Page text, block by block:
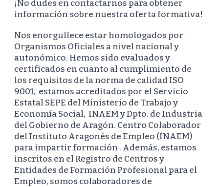
¡No dudes en contactarnos para obtener
información sobre nuestra oferta formativa!
Nos enorgullece estar homologados por
Organismos Oficiales a nivel nacional y
autonómico. Hemos sido evaluados y
certificados en cuanto al cumplimiento de
los requisitos de la norma de calidad ISO
9001, estamos acreditados por el Servicio
Estatal SEPE del Ministerio de Trabajo y
Economía Social, INAEM y Dpto. de Industria
del Gobierno de Aragón. Centro Colaborador
del Instituto Aragonés de Empleo (INAEM)
para impartir formación . Además, estamos
inscritos en el Registro de Centros y
Entidades de Formación Profesional para el
Empleo, somos colaboradores de